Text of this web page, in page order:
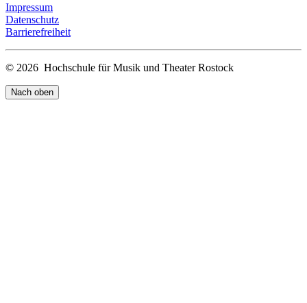
Impressum
Datenschutz
Barrierefreiheit
© 2026 Hochschule für Musik und Theater Rostock
Nach oben